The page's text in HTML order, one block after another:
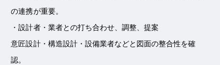
の連携が重要。
・設計者・業者との打ち合わせ、調整、提案
意匠設計・構造設計・設備業者などと図面の整合性を確
認。